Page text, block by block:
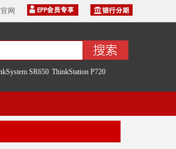
网
SR650 ThinkStation P720